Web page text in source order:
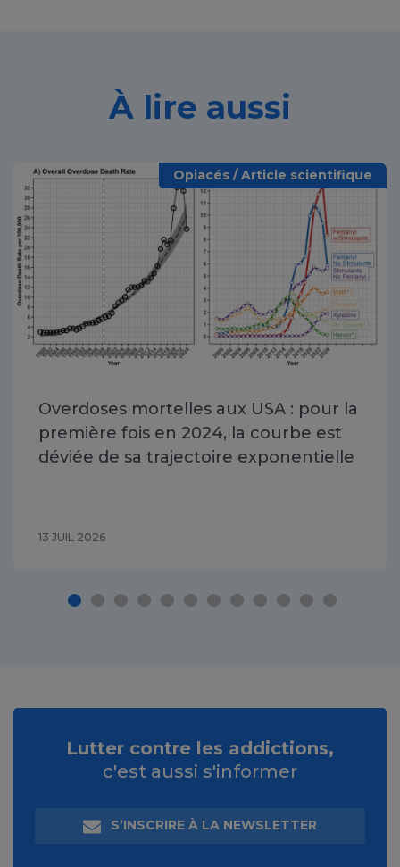
À lire aussi
Opiacés / Article scientifique
Overdoses mortelles aux USA : pour la
première fois en 2024, la courbe est
déviée de sa trajectoire exponentielle
13 JUIL 2026
Lutter contre les addictions,
c'est aussi s'informer
S’INSCRIRE À LA NEWSLETTER